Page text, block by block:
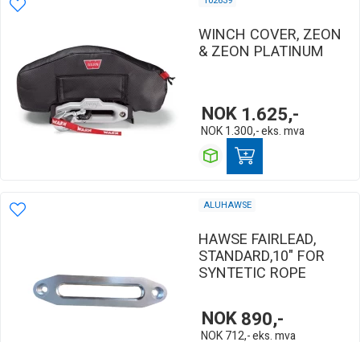
WINCH COVER, ZEON
& ZEON PLATINUM
NOK 1.625,-
NOK 1.300,-eks. mva
ALUHAWSE
HAWSE FAIRLEAD,
STANDARD,10" FOR
SYNTETIC ROPE
NOK890,-
NOK 712,-eks. mva